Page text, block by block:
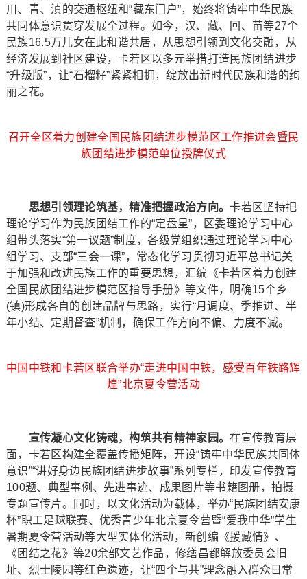
川、青、滇的交通枢纽和“藏东门户”，始终将铸牢中华民族
共同体意识贯穿发展全过程。如今，汉、藏、回、苗等27个
民族16.5万儿女在此和谐共居，从思想引领到文化交融，从
经济发展到社区建设，卡若区以多元举措打造民族团结进步
“升级版”，让“石榴籽”紧紧相拥，绽放出新时代民族和谐的绚
丽之花。
召开全区着力创建全国民族团结进步模范区工作推进会暨民
族团结进步模范单位授牌仪式
思想引领理论筑基，精准把握政治方向。卡若区坚持把
理论学习作为民族团结工作的“定盘星”，区委理论学习中心
组带头落实“第一议题”制度，各级党组织通过理论学习中心
组学习、支部“三会一课”，常态化学习贯彻习近平总书记关
于加强和改进民族工作的重要思想，汇编《卡若区着力创建
全国民族团结进步模范区指导手册》等文件，明确15个乡
(镇)形成各自的创建品牌与思路，实行“月调度、季推进、半
年小结、定期督查”机制，确保工作方向不偏、力度不减。
中国中铁和卡若区联合举办“走进中国中铁，感受百年铁路辉
煌”北京夏令营活动
宣传凝心文化铸魂，构筑共有精神家园。在宣传教育层
面，卡若区构建全覆盖传播矩阵，开设“铸牢中华民族共同体
意识”“讲好身边民族团结进步故事”系列专栏，印发宣传教育
100题、典型事例、先进事迹、成果图片等书籍图册，拍摄
专题宣传片。同时，以文化活动为载体，举办“民族团结安康
杯”职工足球联赛、优秀青少年北京夏令营暨“爱我中华”学生
暑期夏令营活动等大型实体化活动，新创编《援藏情》、
《团结之花》等20余部文艺作品，修缮昌都解放委员会旧
址、烈士陵园等红色遗迹，让“四个与共”理念融入群众日常